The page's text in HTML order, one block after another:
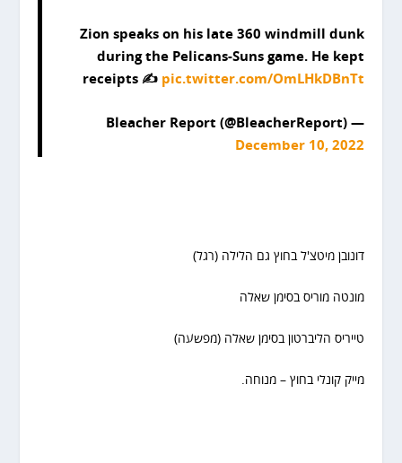
Zion speaks on his late 360 windmill dunk
during the Pelicans-Suns game. He kept
receipts ✍️ pic.twitter.com/OmLHkDBnTt
— Bleacher Report (@BleacherReport)
December 10, 2022
דונובן מיטצ'ל בחוץ גם הלילה (רגל)
מונטה מוריס בסימן שאלה
טייריס הליברטון בסימן שאלה (מפשעה)
מייק קונלי בחוץ – מנוחה.